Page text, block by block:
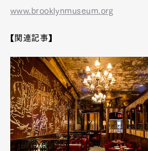
www.brooklynmuseum.org
【関連記事】